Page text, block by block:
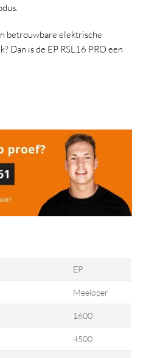
betrouwbare elektrische
Dan is de EP RSL16 PRO een
EP
Meeloper
1600
4500